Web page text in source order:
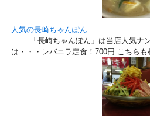
人気の長崎ちゃんぽん
「長崎ちゃんぽん」は当店人気ナ
は・・・レバニラ定食！700円 こちら